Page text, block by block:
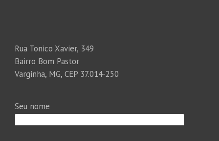
Rua Tonico Xavier, 349
Bairro Bom Pastor
Varginha, MG, CEP 37.014-250
Seu nome